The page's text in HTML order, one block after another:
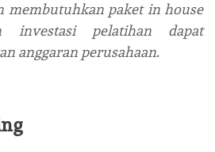
membutuhkan paket in house
investasi pelatihan dapat
anggaran perusahaan.